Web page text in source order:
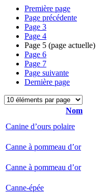
Première page
Page précédente
Page 3
Page 4
Page 5 (page actuelle)
Page 6
Page 7
Page suivante
Dernière page
Nom
Canine d’ours polaire
Canne à pommeau d’or
Canne à pommeau d’or
Canne-épée